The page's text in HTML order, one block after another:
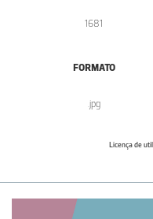
1681
FORMATO
.jpg
Licença de